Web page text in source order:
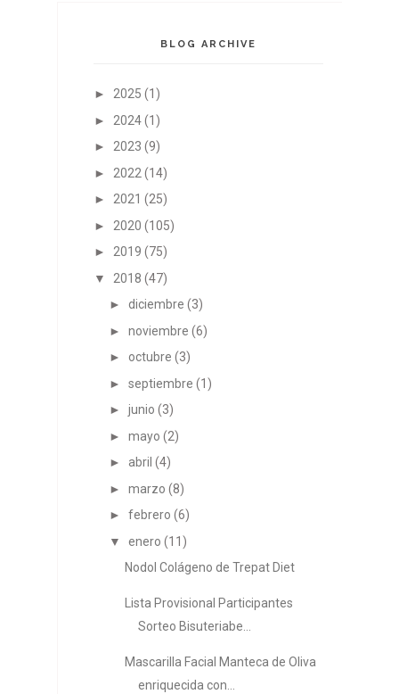
BLOG ARCHIVE
► 2025 (1)
► 2024(1)
► 2023 (9)
► 2022 (14)
► 2021 (25)
► 2020 (105)
► 2019 (75)
▼
2018 (47)
► diciembre (3)
► noviembre (6)
► octubre (3)
► septiembre (1)
► junio (3)
► mayo (2)
► abril (4)
► marzo (8)
► febrero (6)
▼
enero (11)
Nodol Colágeno de Trepat Diet
Lista Provisional Participantes
Sorteo Bisuteriabe...
Mascarilla Facial Manteca de Oliva
enriquecida con...